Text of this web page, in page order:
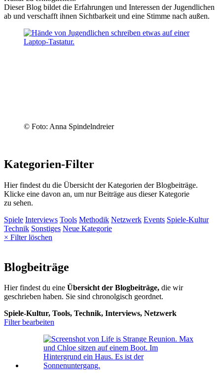
Dieser Blog bildet die Erfahrungen und Interessen der Jugendlichen
ab und verschafft ihnen Sichtbarkeit und eine Stimme nach außen.
© Foto: Anna Spindelndreier
Kategorien-Filter
Hier findest du die Übersicht der Kategorien der Blogbeiträge.
Klicke eine davon an, um nur Beiträge aus dieser Kategorie
zu sehen.
Spiele Interviews Tools Methodik Netzwerk Events Spiele-Kultur
Technik Sonstiges Neue Kategorie
× Filter löschen
Blogbeiträge
Hier findest du eine Übersicht der Blogbeiträge, die wir
geschrieben haben. Sie sind chronolgisch geordnet.
Spiele-Kultur, Tools, Technik, Interviews, Netzwerk
Filter bearbeiten